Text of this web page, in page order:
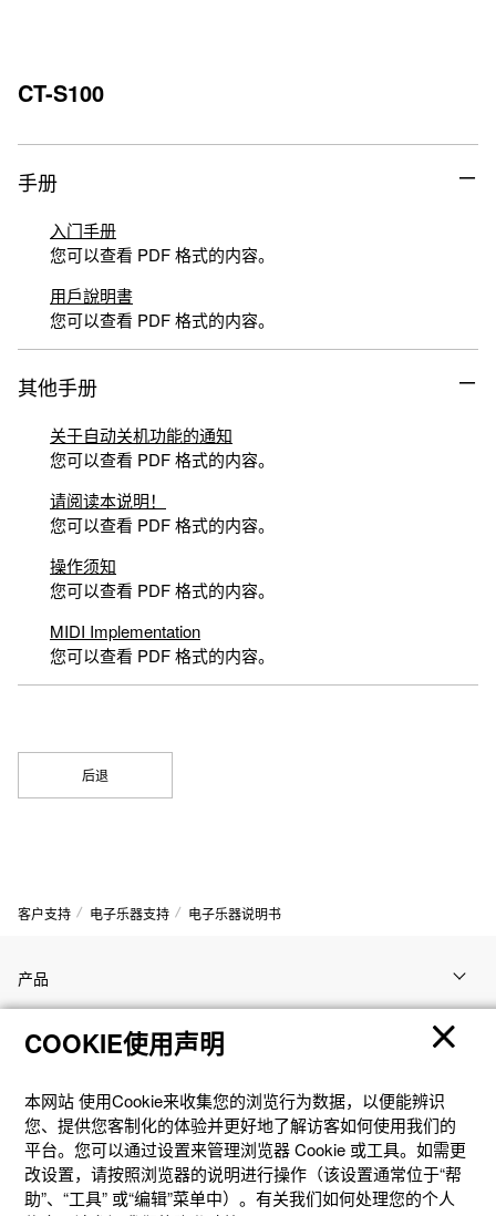
CT-S100
手册
入门手册
您可以查看 PDF 格式的内容。
用戶說明書
您可以查看 PDF 格式的内容。
其他手册
关于自动关机功能的通知
您可以查看 PDF 格式的内容。
请阅读本说明！
您可以查看 PDF 格式的内容。
操作须知
您可以查看 PDF 格式的内容。
MIDI Implementation
您可以查看 PDF 格式的内容。
后退
客户支持 电子乐器支持 电子乐器说明书
产品
客户支持
资讯
社交媒体
COOKIE使用声明
本网站 使⽤Cookie来收集您的浏览⾏为数据，以便能辨识
您、提供您客制化的体验并更好地了解访客如何使⽤我们的
平台。您可以通过设置来管理浏览器 Cookie 或⼯具。如需更
改设置，请按照浏览器的说明进⾏操作（该设置通常位于“帮
助”、“⼯具” 或“编辑”菜单中）。有关我们如何处理您的个⼈